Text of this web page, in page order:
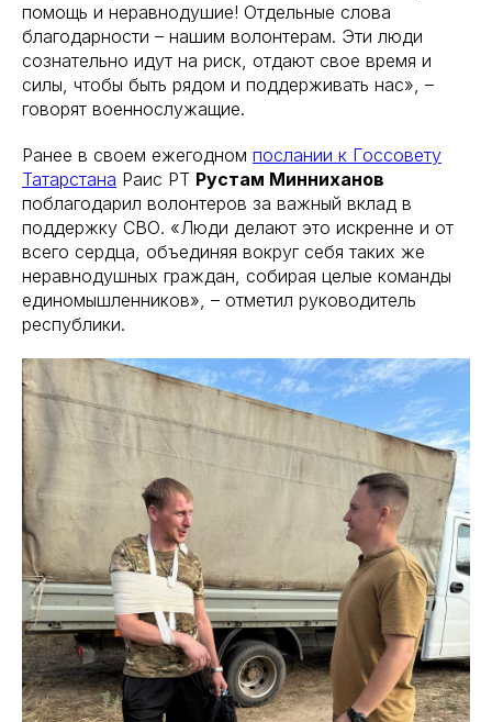
помощь и неравнодушие! Отдельные слова
благодарности – нашим волонтерам. Эти люди
сознательно идут на риск, отдают свое время и
силы, чтобы быть рядом и поддерживать нас», –
говорят военнослужащие.
Ранее в своем ежегодном послании к Госсовету
Татарстана Раис РТ Рустам Минниханов
поблагодарил волонтеров за важный вклад в
поддержку СВО. «Люди делают это искренне и от
всего сердца, объединяя вокруг себя таких же
неравнодушных граждан, собирая целые команды
единомышленников», – отметил руководитель
республики.